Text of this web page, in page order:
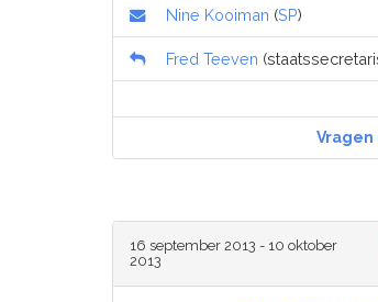
Nine Kooiman (SP)
Fred Teeven
16 september 2013 - 10 oktober
2013